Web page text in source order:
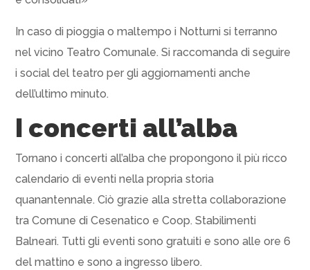
In caso di pioggia o maltempo i Notturni si terranno
nel vicino Teatro Comunale. Si raccomanda di seguire
i social del teatro per gli aggiornamenti anche
dell’ultimo minuto.
I concerti all’alba
Tornano i concerti all’alba che propongono il più ricco
calendario di eventi nella propria storia
quanantennale. Ciò grazie alla stretta collaborazione
tra Comune di Cesenatico e Coop. Stabilimenti
Balneari. Tutti gli eventi sono gratuiti e sono alle ore 6
del mattino e sono a ingresso libero.